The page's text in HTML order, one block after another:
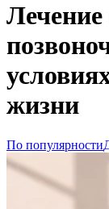
жизни
По популярности